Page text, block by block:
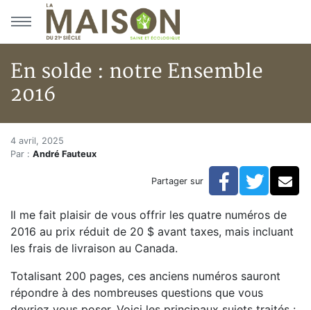
Aller au menu principal
Aller au contenu principal
En solde : notre Ensemble
2016
Accueil
Articles
En solde : notre Ensemble
4 avril, 2025
Par : André Fauteux
Partager sur Facebook
Il me fait plaisir de vous offrir les quatre numéros de
2016 au prix réduit de 20 $ avant taxes, mais incluant
les frais de livraison au Canada.
Totalisant 200 pages, ces anciens numéros sauront
répondre à des nombreuses questions que vous